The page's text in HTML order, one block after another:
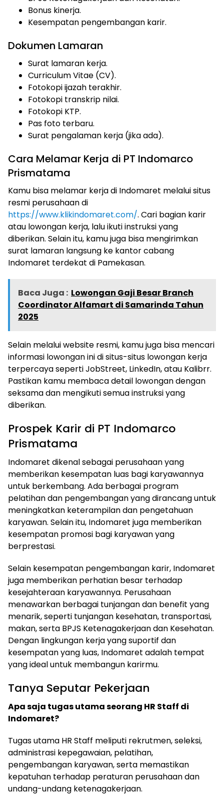
Bonus kinerja.
Kesempatan pengembangan karir.
Dokumen Lamaran
Surat lamaran kerja.
Curriculum Vitae (CV).
Fotokopi ijazah terakhir.
Fotokopi transkrip nilai.
Fotokopi KTP.
Pas foto terbaru.
Surat pengalaman kerja (jika ada).
Cara Melamar Kerja di PT Indomarco
Prismatama
Kamu bisa melamar kerja di Indomaret melalui situs
resmi perusahaan di
https://www.klikindomaret.com/. Cari bagian karir
atau lowongan kerja, lalu ikuti instruksi yang
diberikan. Selain itu, kamu juga bisa mengirimkan
surat lamaran langsung ke kantor cabang
Indomaret terdekat di Pamekasan.
Baca Juga : Lowongan Gaji Besar Branch
Coordinator Alfamart di Samarinda Tahun
2025
Selain melalui website resmi, kamu juga bisa mencari
informasi lowongan ini di situs-situs lowongan kerja
terpercaya seperti JobStreet, LinkedIn, atau Kalibrr.
Pastikan kamu membaca detail lowongan dengan
seksama dan mengikuti semua instruksi yang
diberikan.
Prospek Karir di PT Indomarco
Prismatama
Indomaret dikenal sebagai perusahaan yang
memberikan kesempatan luas bagi karyawannya
untuk berkembang. Ada berbagai program
pelatihan dan pengembangan yang dirancang untuk
meningkatkan keterampilan dan pengetahuan
karyawan. Selain itu, Indomaret juga memberikan
kesempatan promosi bagi karyawan yang
berprestasi.
Selain kesempatan pengembangan karir, Indomaret
juga memberikan perhatian besar terhadap
kesejahteraan karyawannya. Perusahaan
menawarkan berbagai tunjangan dan benefit yang
menarik, seperti tunjangan kesehatan, transportasi,
makan, serta BPJS Ketenagakerjaan dan Kesehatan.
Dengan lingkungan kerja yang suportif dan
kesempatan yang luas, Indomaret adalah tempat
yang ideal untuk membangun karirmu.
Tanya Seputar Pekerjaan
Apa saja tugas utama seorang HR Staff di
Indomaret?
Tugas utama HR Staff meliputi rekrutmen, seleksi,
administrasi kepegawaian, pelatihan,
pengembangan karyawan, serta memastikan
kepatuhan terhadap peraturan perusahaan dan
undang-undang ketenagakerjaan.